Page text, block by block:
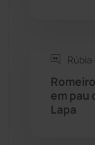
Rúbia
em pau
Lapa